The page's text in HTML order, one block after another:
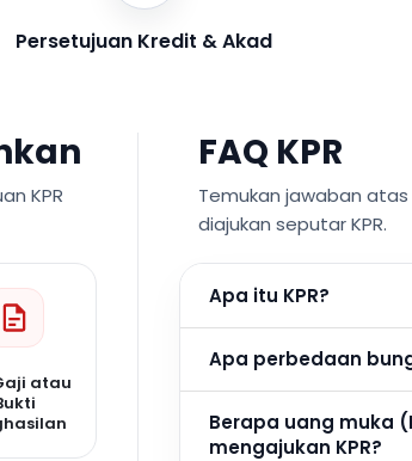
Persetujuan Kredit & Akad
KPR
atau
FAQ KPR
Temukan jawaban
diajukan seputar KPR.
Apa itu KPR?
Apa perbedaan
Berapa uang muka
mengajukan KPR?